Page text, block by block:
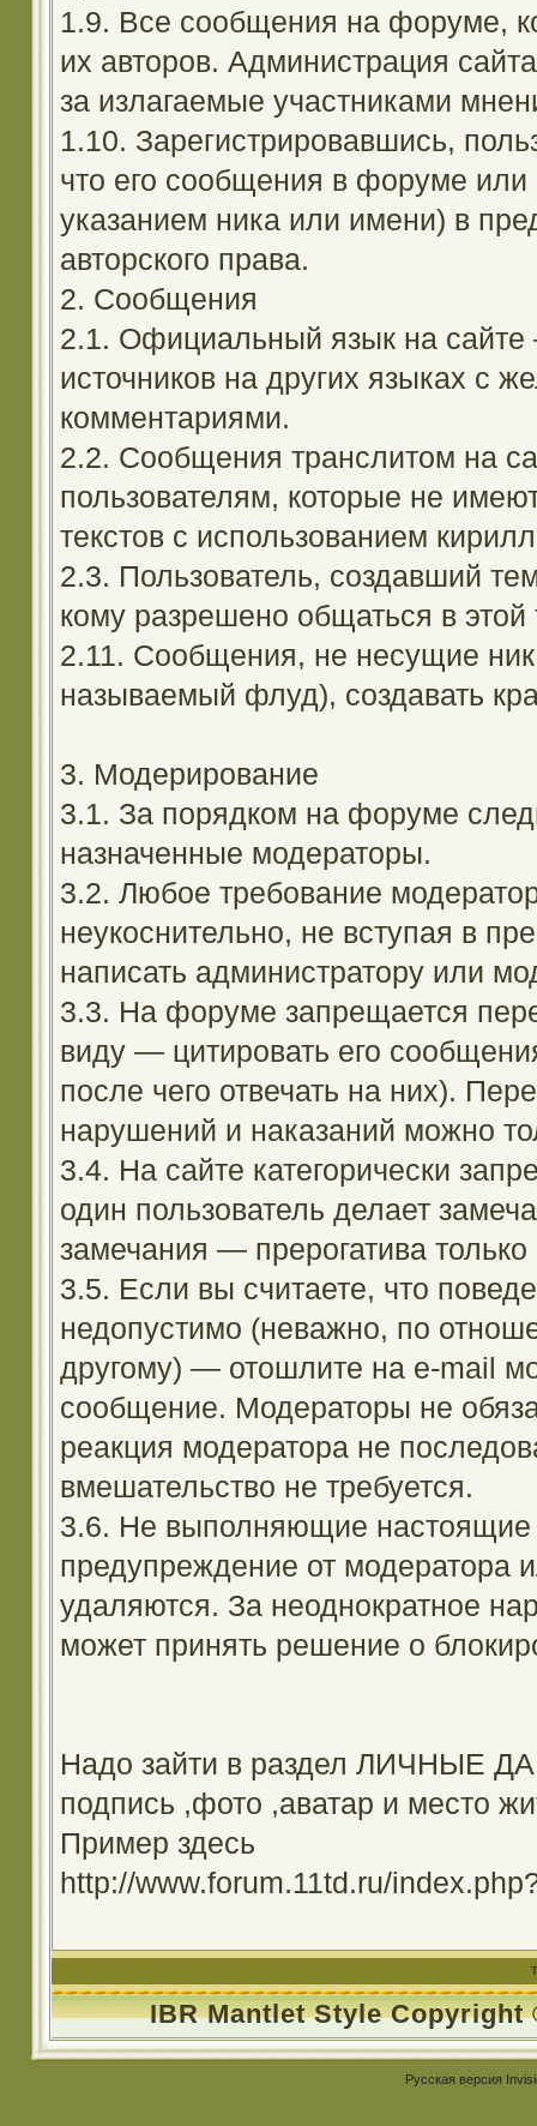
1.9. Все сообщения на форуме,
их авторов. Администрация
за излагаемые участниками
1.10. Зарегистрировавшись,
что его сообщения в форуме или
указанием ника или имени) в
авторского права.
2. Сообщения
2.1. Официальный язык на сайте
источников на других языках с
комментариями.
2.2. Сообщения транслитом на
пользователям, которые не
текстов с использованием
2.3. Пользователь, создавший
кому разрешено общаться в
2.11. Сообщения, не несущие
называемый флуд), создавать
3. Модерирование
3.1. За порядком на форуме
назначенные модераторы.
3.2. Любое требование
неукоснительно, не вступая в
написать администратору или
3.3. На форуме запрещается
виду — цитировать его
после чего отвечать на них).
нарушений и наказаний можно
3.4. На сайте категорически
один пользователь делает
замечания — прерогатива
3.5. Если вы считаете, что
недопустимо (неважно, по
другому) — отошлите на e-mail
сообщение. Модераторы не
реакция модератора не
вмешательство не требуется.
3.6. Не выполняющие настоящие
предупреждение от модератора
удаляются. За неоднократное
может принять решение о
Надо зайти в раздел ЛИЧНЫЕ
подпись ,фото ,аватар и место
Пример здесь
http://www.forum.11td.ru/
IBR Mantlet Style Copyright
Русская версия